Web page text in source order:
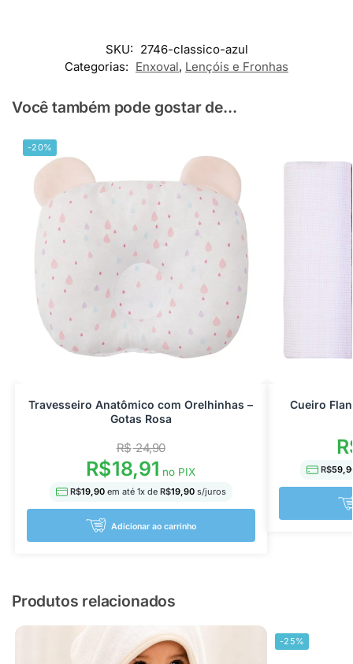
SKU: 2746-classico-azul
Categorias: Enxoval, Lençóis e Fronhas
Você também pode gostar de...
-20%
Travesseiro Anatômico com Orelhinhas –
Gotas Rosa
R$24,90
R$18,91 no PIX
R$19,90 em até 1x de R$19,90s/juros
Adicionar ao carrinho
Cueiro
R$
Produtos relacionados
-25%